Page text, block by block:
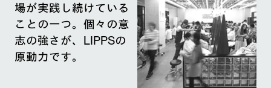
場が実践し続けている
ことの一つ。個々の意
志の強さが、LIPPSの
原動力です。